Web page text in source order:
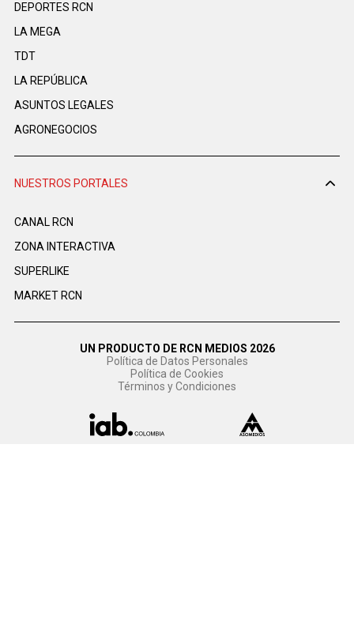
DEPORTES RCN
LA MEGA
TDT
LA REPÚBLICA
ASUNTOS LEGALES
AGRONEGOCIOS
NUESTROS PORTALES
CANAL RCN
ZONA INTERACTIVA
SUPERLIKE
MARKET RCN
UN PRODUCTO DE RCN MEDIOS 2026
Política de Datos Personales
Política de Cookies
Términos y Condiciones